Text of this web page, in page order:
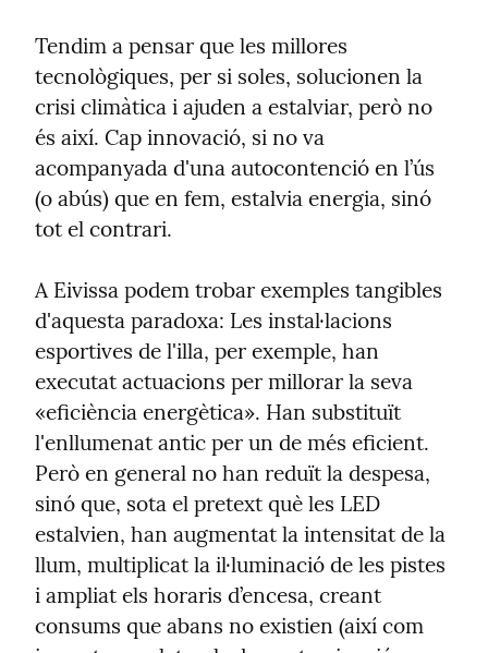
Tendim a pensar que les millores
tecnològiques, per si soles, solucionen la
crisi climàtica i ajuden a estalviar, però no
és així. Cap innovació, si no va
acompanyada d'una autocontenció en l’ús
(o abús) que en fem, estalvia energia, sinó
tot el contrari.
A Eivissa podem trobar exemples tangibles
d'aquesta paradoxa: Les instal·lacions
esportives de l'illa, per exemple, han
executat actuacions per millorar la seva
«eficiència energètica». Han substituït
l'enllumenat antic per un de més eficient.
Però en general no han reduït la despesa,
sinó que, sota el pretext què les LED
estalvien, han augmentat la intensitat de la
llum, multiplicat la il·luminació de les pistes
i ampliat els horaris d’encesa, creant
consums que abans no existien (així com